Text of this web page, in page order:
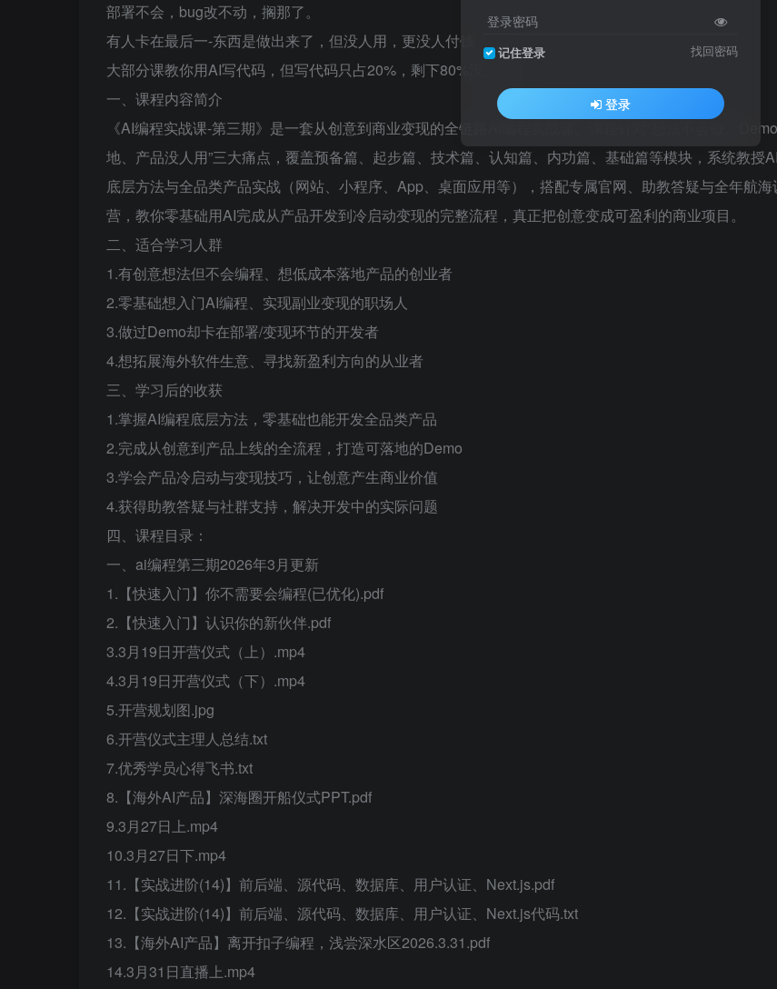
部署不会，bug改不动，搁那了。
有人卡在最后一-东西是做出来了，但没人用，更没人付钱
大部分课教你用AI写代码，但写代码只占20%，剩下80%没人教。
一、课程内容简介
《AI编程实战课-第三期》是一套从创意到商业变现的全链路AI编程实战课。课程针对“想法不会做、
地、产品没人用”三大痛点，覆盖预备篇、起步篇、技术篇、认知篇、内功篇、基础篇等模块，系统教授
底层方法与全品类产品实战（网站、小程序、App、桌面应用等），搭配专属官网、助教答疑与全年航海
营，教你零基础用AI完成从产品开发到冷启动变现的完整流程，真正把创意变成可盈利的商业项目。
二、适合学习人群
1.有创意想法但不会编程、想低成本落地产品的创业者
2.零基础想入门AI编程、实现副业变现的职场人
3.做过Demo却卡在部署/变现环节的开发者
4.想拓展海外软件生意、寻找新盈利方向的从业者
三、学习后的收获
1.掌握AI编程底层方法，零基础也能开发全品类产品
2.完成从创意到产品上线的全流程，打造可落地的Demo
3.学会产品冷启动与变现技巧，让创意产生商业价值
4.获得助教答疑与社群支持，解决开发中的实际问题
四、课程目录：
一、ai编程第三期2026年3月更新
1.【快速入门】你不需要会编程(已优化).pdf
2.【快速入门】认识你的新伙伴.pdf
3.3月19日开营仪式（上）.mp4
4.3月19日开营仪式（下）.mp4
5.开营规划图.jpg
6.开营仪式主理人总结.txt
7.优秀学员心得飞书.txt
8.【海外AI产品】深海圈开船仪式PPT.pdf
9.3月27日上.mp4
10.3月27日下.mp4
11.【实战进阶(14)】前后端、源代码、数据库、用户认证、Next.js.pdf
12.【实战进阶(14)】前后端、源代码、数据库、用户认证、Next.js代码.txt
13.【海外AI产品】离开扣子编程，浅尝深水区2026.3.31.pdf
14.3月31日直播上.mp4
登录密码
记住登录 找回密码
登录